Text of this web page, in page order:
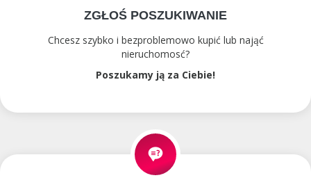
ZGŁOŚ POSZUKIWANIE
Chcesz szybko i bezproblemowo kupić lub nająć
nieruchomosć?
Poszukamy ją za Ciebie!